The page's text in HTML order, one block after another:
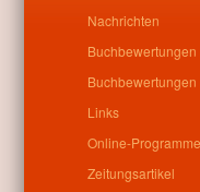
Verwandte
No related posts found
Nachrichten
Buchbewertungen
Buchbewertungen
Links
Online-Programme
Zeitungsartikel